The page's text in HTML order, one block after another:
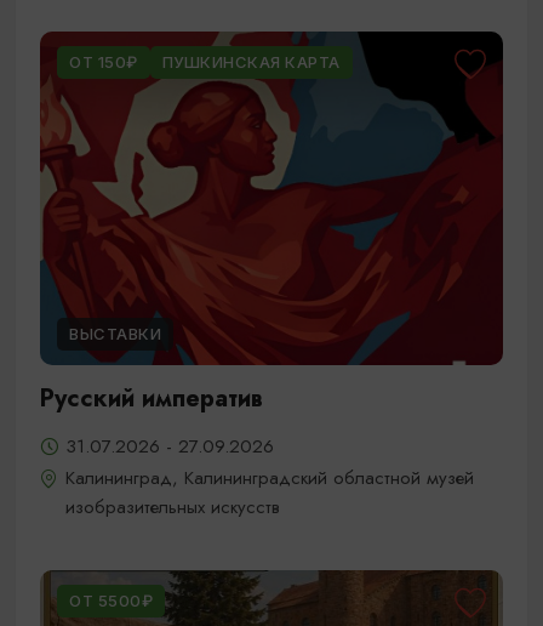
ОТ 150₽ ПУШКИНСКАЯ КАРТА
ВЫСТАВКИ
Русский императив
31.07.2026 - 27.09.2026
Калининград, Калининградский областной музей
изобразительных искусств
ОТ 5500₽